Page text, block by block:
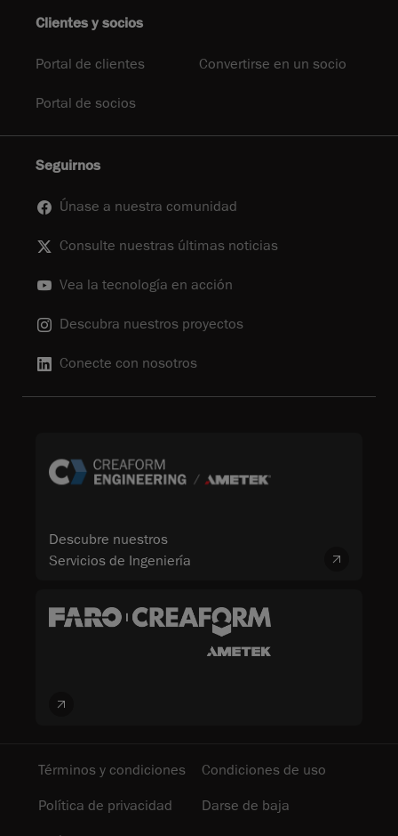
Clientes y socios
Portal de clientes Convertirse en un socio
Portal de socios
Seguirnos
Únase a nuestra comunidad
Consulte nuestras últimas noticias
Vea la tecnología en acción
Descubra nuestros proyectos
Conecte con nosotros
Descubre nuestros
Servicios de Ingeniería
Términos y condiciones
Condiciones de uso
Política de privacidad
Darse de baja